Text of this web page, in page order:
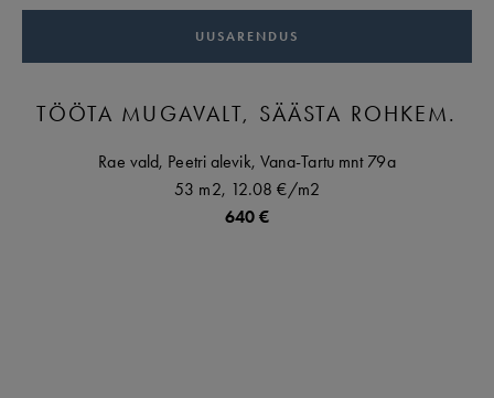
UUSARENDUS
TÖÖTA MUGAVALT, SÄÄSTA ROHKEM.
Rae vald, Peetri alevik, Vana-Tartu mnt79a
53 m2, 12.08 €/m2
640 €